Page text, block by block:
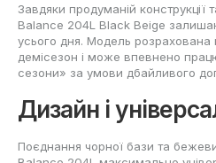
Завдяки продуманій конструкції
Balance 204L Black Beige
усього дня. Модель розрахована
демісезон і може впевнено
сезони» за умови дбайливого
Дизайн і
Поєднання чорної бази та